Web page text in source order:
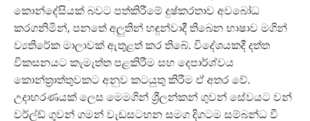
කොන්දේසියක් බවට පත්කිරීමේ දුෂ්කරතාව අවබෝධ
කරගනිමින්, පනතේ අලුතින් හඳුන්වාදී තිබෙන භාෂාව මගින්
ව්‍යතිරේක මාලාවක් ඇතුළත් කර තිබේ. විදේශයකදී දත්ත
විකසනයට කැමැත්ත පළකිරීම සහ දෙපාර්ශ්වය
කොන්ත්‍රාත්තුවකට අනුව කටයුතු කිරීම ඒ අතර වේ.
උදාහරණයක් ලෙස මෙමගින් ශ්‍රීලන්කන් ගුවන් සේවයට වන්
වර්ල්ඩ් ගුවන් ගමන් වැඩසටහන සමග දිගටම සම්බන්ධ වී